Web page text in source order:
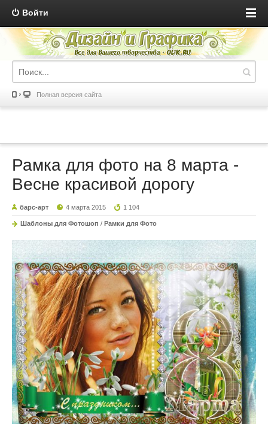
Войти
Полная версия сайта
Рамка для фото на 8 марта -
Весне красивой дорогу
барс-арт 4 марта 2015 1 104
Шаблоны для Фотошоп / Рамки для Фото